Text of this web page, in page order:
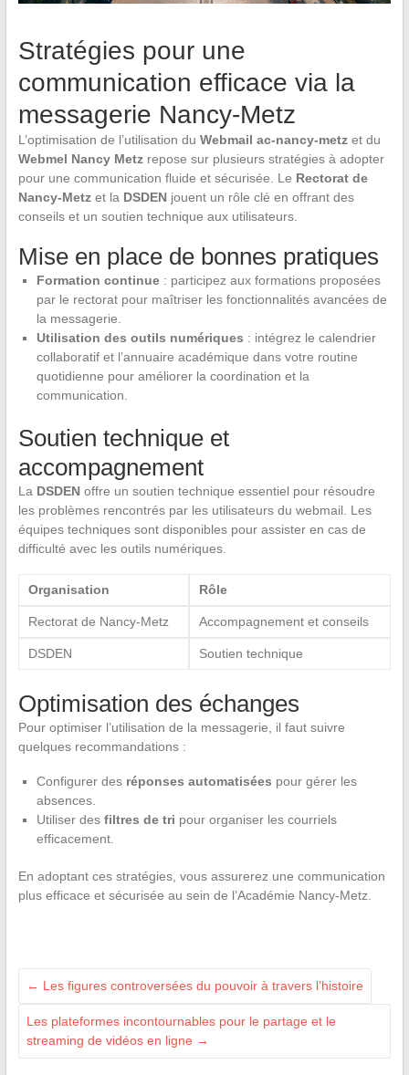
Stratégies pour une
communication efficace via la
messagerie Nancy-Metz
L’optimisation de l’utilisation du Webmail ac-nancy-metzet du
Webmel Nancy Metzrepose sur plusieurs stratégies à adopter
pour une communication fluide et sécurisée. Le Rectorat de
Nancy-Metzet la DSDENjouent un rôle clé en offrant des
conseils et un soutien technique aux utilisateurs.
Mise en place de bonnes pratiques
Formation continue: participez aux formations proposées
par le rectorat pour maîtriser les fonctionnalités avancées de
la messagerie.
Utilisation des outils numériques : intégrez le calendrier
collaboratif et l’annuaire académique dans votre routine
quotidienne pour améliorer la coordination et la
communication.
Soutien technique et
accompagnement
La DSDENoffre un soutien technique essentiel pour résoudre
les problèmes rencontrés par les utilisateurs du webmail. Les
équipes techniques sont disponibles pour assister en cas de
difficulté avec les outils numériques.
Organisation Rôle
Rectorat de Nancy-Metz Accompagnement et conseils
DSDEN Soutien technique
Optimisation des échanges
Pour optimiser l’utilisation de la messagerie, il faut suivre
quelques recommandations :
Configurer des réponses automatisées pour gérer les
absences.
Utiliser des filtres de tri pour organiser les courriels
efficacement.
En adoptant ces stratégies, vous assurerez une communication
plus efficace et sécurisée au sein de l’Académie Nancy-Metz.
← Les figures controversées du pouvoir à travers l’histoire
Les plateformes incontournables pour le partage et le
streaming de vidéos en ligne →